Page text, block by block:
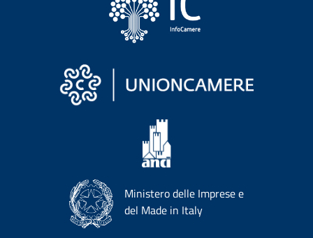
Ministero delle Imprese e
del Made in Italy